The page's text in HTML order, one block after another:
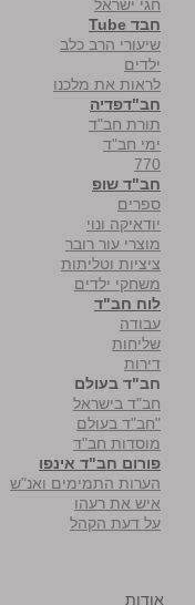
חגי ישראל
חבד Tube
שיעורי הרב כלב
ילדים
לראות את מלכנו
חב"דפדיה
תורת חב"ד
ימי חב"ד
770
חב"ד שופ
ספרים
יודאיקה ונוי
מוצרי עור רובר
ציציות וטליתות
משחקי ילדים
לוח חב"ד
עבודה
שליחות
דירות
חב"ד בעולם
חב"ד בישראל
"חב"ד בעולם
מוסדות חב"ד
פורום חב"ד אינפו
הערות התמימים ואנ"ש
איש את רעהו
על דעת הקהל
אודות